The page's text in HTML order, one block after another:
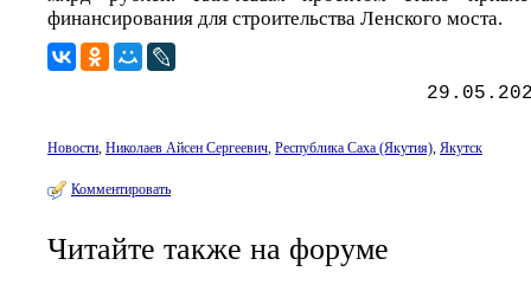
финансирования для строительства Ленского моста.
Новости, Николаев Айсен Сергеевич, Республика Саха (Якутия), Якутск
Комментировать
Читайте также на форуме